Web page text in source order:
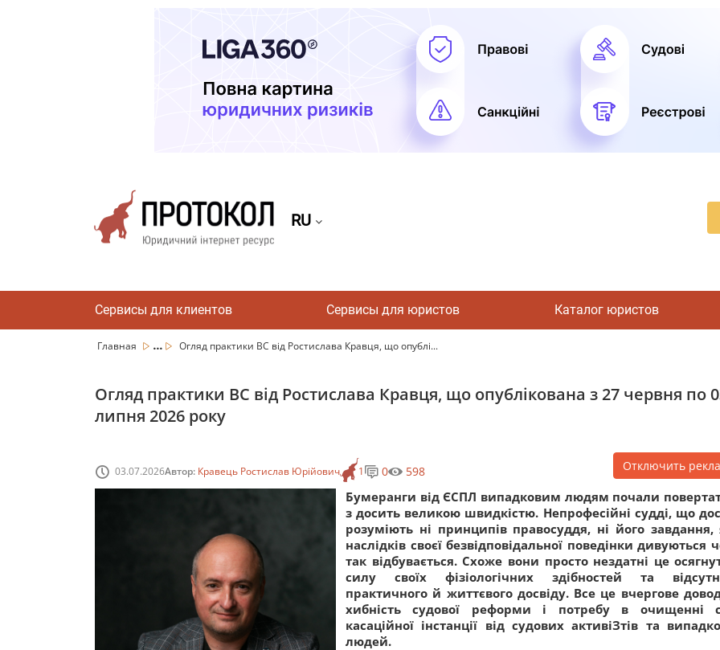
RU
Сервисы для клиентов Сервисы для юристов Каталог юристов
Главная ... Огляд практики ВС від Ростислава Кравця, що опублі...
Огляд практики ВС від Ростислава Кравця, що опублікована з 27 червня по
липня 2026 року
03.07.2026Автор: Кравець Ростислав Юрійович 1 0 598 Отключить
Бумеранги від ЄСПЛ випадковим людям почали
з досить великою швидкістю. Непрофесійні судді, що
розуміють ні принципів правосуддя, ні його завдання,
наслідків своєї безвідповідальної поведінки дивуються
так відбувається. Схоже вони просто нездатні це
силу своїх фізіологічних здібностей та
практичного й життєвого досвіду. Все це вчергове
хибність судової реформи і потребу в очищенні
касаційної інстанції від судових активіЗтів та
людей.